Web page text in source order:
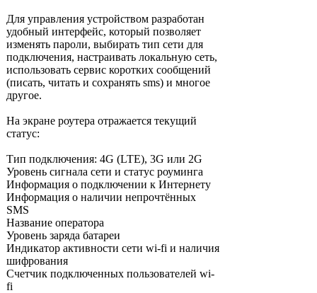
Для управления устройством разработан
удобный интерфейс, который позволяет
изменять пароли, выбирать тип сети для
подключения, настраивать локальную сеть,
использовать сервис коротких сообщений
(писать, читать и сохранять sms) и многое
другое.
На экране роутера отражается текущий
статус:
Тип подключения: 4G (LTE), 3G или 2G
Уровень сигнала сети и статус роуминга
Информация о подключении к Интернету
Информация о наличии непрочтённых
SMS
Название оператора
Уровень заряда батареи
Индикатор активности сети wi-fi и наличия
шифрования
Счетчик подключенных пользователей wi-
fi